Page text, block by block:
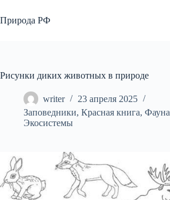
к
сути
Природа РФ
Рисунки диких животных в природе
writer
23 апреля 2025
Заповедники, Красная книга, Фауна
Экосистемы